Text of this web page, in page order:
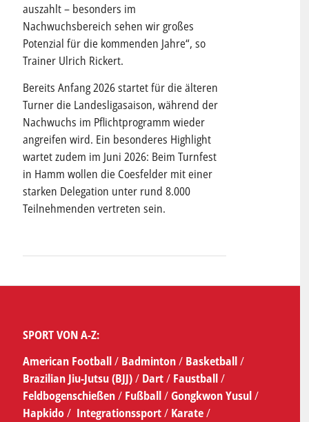
auszahlt – besonders im
Nachwuchsbereich sehen wir großes
Potenzial für die kommenden Jahre“, so
Trainer Ulrich Rickert.
Bereits Anfang 2026 startet für die älteren
Turner die Landesligasaison, während der
Nachwuchs im Pflichtprogramm wieder
angreifen wird. Ein besonderes Highlight
wartet zudem im Juni 2026: Beim Turnfest
in Hamm wollen die Coesfelder mit einer
starken Delegation unter rund 8.000
Teilnehmenden vertreten sein.
SPORT VON A-Z:
American Football/ Badminton/ Basketball/
Brazilian Jiu-Jutsu (BJJ)/ Dart/ Faustball/
Feldbogenschießen/ Fußball/Gongkwon Yusul/
Hapkido/ Integrationssport/ Karate/